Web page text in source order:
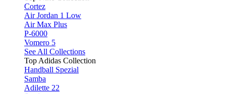
Cortez
Air Jordan 1 Low
Air Max Plus
P-6000
Vomero 5
See All Collections
Top Adidas Collection
Handball Spezial
Samba
Adilette 22